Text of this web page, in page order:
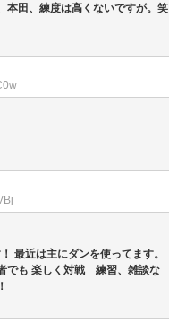
本田、練度は高くないですが。笑
最近は主にダンを使ってます。
でも 楽しく対戦 練習、雑談な